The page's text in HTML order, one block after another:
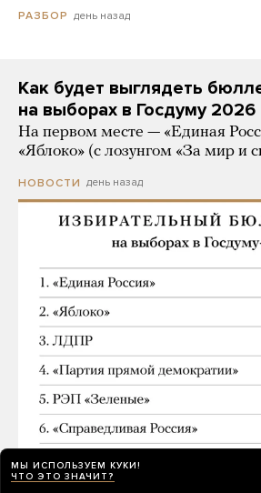
РАЗБОР день назад
Как будет выглядеть
на выборах в Госдуму 2026
На первом месте — «Единая
«Яблоко» (с лозунгом «За мир и
НОВОСТИ день назад
МЫ ИСПОЛЬЗУЕМ КУКИ!
ЧТО ЭТО ЗНАЧИТ?